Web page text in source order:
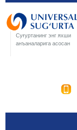
Суғуртанинг энг яхши
анъаналарига асосан